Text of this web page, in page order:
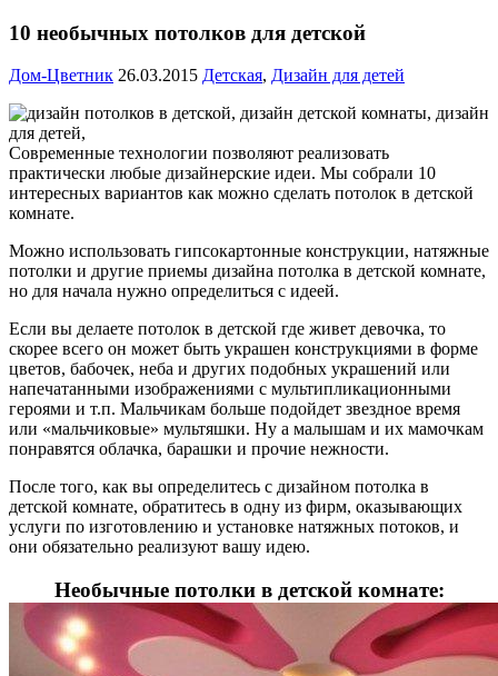
10 необычных потолков для детской
Дом-Цветник 26.03.2015 Детская, Дизайн для детей
Современные технологии позволяют реализовать
практически любые дизайнерские идеи. Мы собрали 10
интересных вариантов как можно сделать потолок в детской
комнате.
Можно использовать гипсокартонные конструкции, натяжные
потолки и другие приемы дизайна потолка в детской комнате,
но для начала нужно определиться с идеей.
Если вы делаете потолок в детской где живет девочка, то
скорее всего он может быть украшен конструкциями в форме
цветов, бабочек, неба и других подобных украшений или
напечатанными изображениями с мультипликационными
героями и т.п. Мальчикам больше подойдет звездное время
или «мальчиковые» мультяшки. Ну а малышам и их мамочкам
понравятся облачка, барашки и прочие нежности.
После того, как вы определитесь с дизайном потолка в
детской комнате, обратитесь в одну из фирм, оказывающих
услуги по изготовлению и установке натяжных потоков, и
они обязательно реализуют вашу идею.
Необычные потолки в детской комнате: